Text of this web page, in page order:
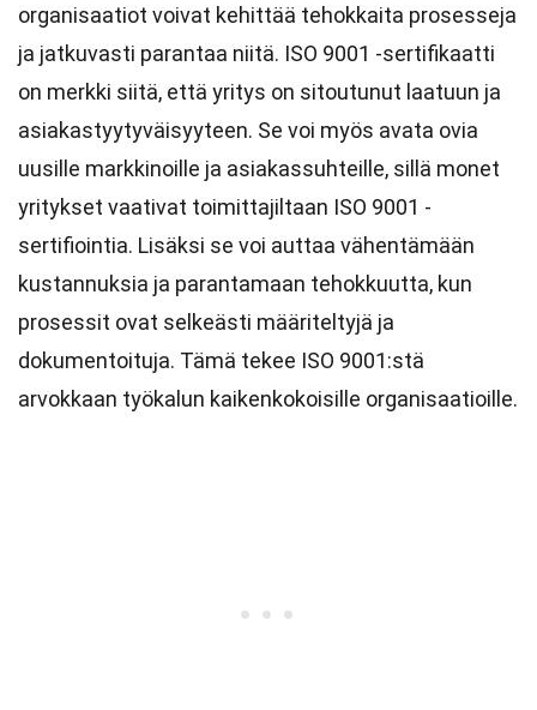
organisaatiot voivat kehittää tehokkaita prosesseja
ja jatkuvasti parantaa niitä. ISO 9001 -sertifikaatti
on merkki siitä, että yritys on sitoutunut laatuun ja
asiakastyytyväisyyteen. Se voi myös avata ovia
uusille markkinoille ja asiakassuhteille, sillä monet
yritykset vaativat toimittajiltaan ISO 9001 -
sertifiointia. Lisäksi se voi auttaa vähentämään
kustannuksia ja parantamaan tehokkuutta, kun
prosessit ovat selkeästi määriteltyjä ja
dokumentoituja. Tämä tekee ISO 9001:stä
arvokkaan työkalun kaikenkokoisille organisaatioille.